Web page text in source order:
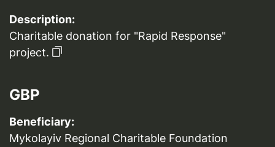
Description:
Charitable donation for "Rapid Response"
project.
GBP
Beneficiary:
Mykolayiv Regional Charitable Foundation